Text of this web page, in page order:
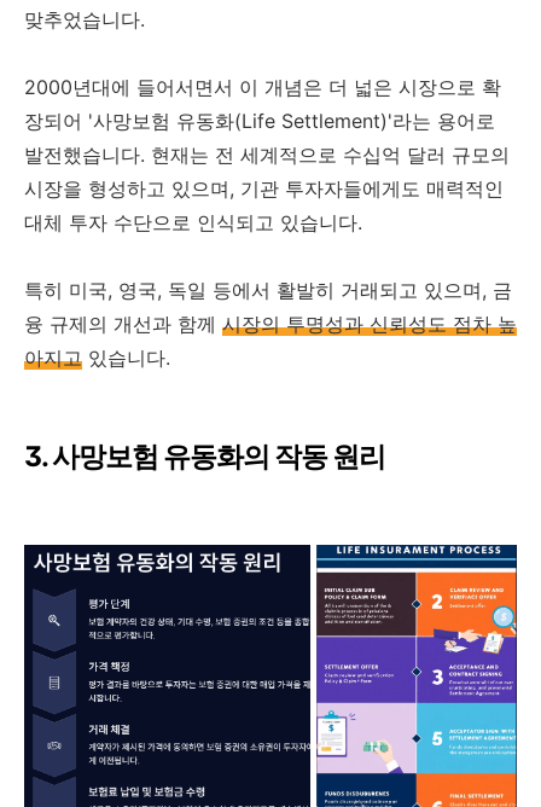
맞추었습니다.
2000년대에 들어서면서 이 개념은 더 넓은 시장으로 확
장되어 '사망보험 유동화(Life Settlement)'라는 용어로
발전했습니다. 현재는 전 세계적으로 수십억 달러 규모의
시장을 형성하고 있으며, 기관 투자자들에게도 매력적인
대체 투자 수단으로 인식되고 있습니다.
특히 미국, 영국, 독일 등에서 활발히 거래되고 있으며, 금
융 규제의 개선과 함께 시장의 투명성과 신뢰성도 점차 높
아지고 있습니다.
3. 사망보험 유동화의 작동 원리